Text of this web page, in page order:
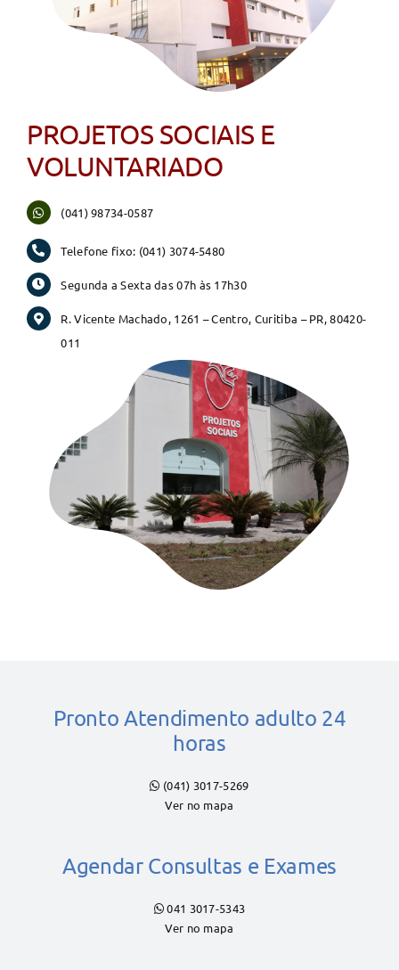
PROJETOS SOCIAIS E
VOLUNTARIADO
(041) 98734-0587
Telefone fixo: (041) 3074-5480
Segunda a Sexta das 07h às 17h30
R. Vicente Machado, 1261 – Centro, Curitiba – PR, 80420-
011
Pronto Atendimento adulto 24
horas
(041) 3017-5269
Ver no mapa
Agendar Consultas e Exames
041 3017-5343
Ver no mapa